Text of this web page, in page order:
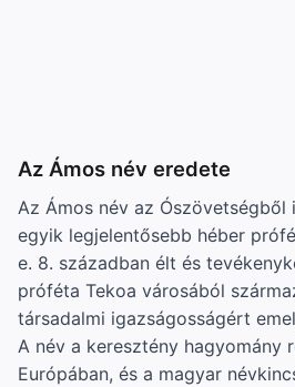
Az Ámos név eredete
Az Ámos név az Ószövetségből
egyik legjelentősebb héber
e. 8. században élt és
próféta Tekoa városából
társadalmi igazságosságért
A név a keresztény hagyomány
Európában, és a magyar